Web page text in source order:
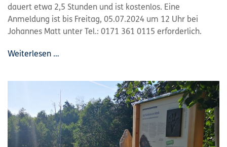
dauert etwa 2,5 Stunden und ist kostenlos. Eine
Anmeldung ist bis Freitag, 05.07.2024 um 12 Uhr bei
Johannes Matt unter Tel.: 0171 361 0115 erforderlich.
Weiterlesen …